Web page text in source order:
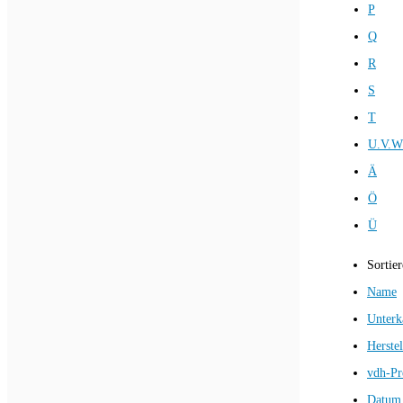
P
Q
R
S
T
Ä
Ö
Ü
Name
vdh-
Datum